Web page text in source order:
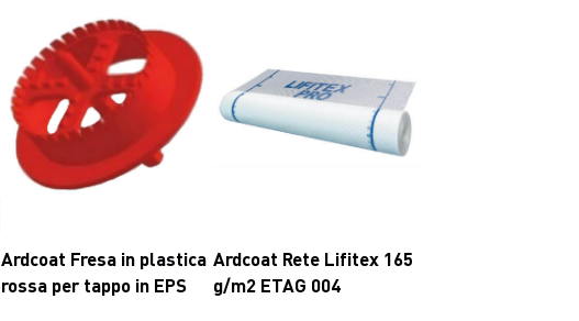
Ardcoat Fresa in plastica
rossa per tappo in EPS
Ardcoat Rete Lifitex 165
g/m2 ETAG 004